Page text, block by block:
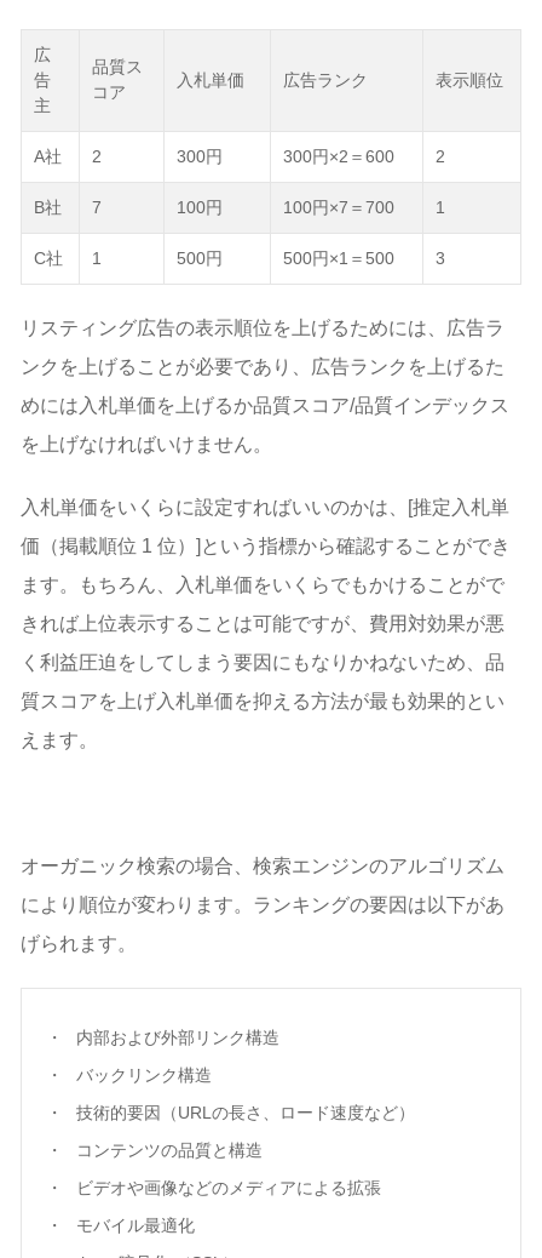
広
告
主
品質ス
コア
入札単価 広告ランク 表示順位
A社 2 300円 300円×2＝600 2
B社 7 100円 100円×7＝700 1
C社 1 500円 500円×1＝500 3
リスティング広告の表示順位を上げるためには、広告ラ
ンクを上げることが必要であり、広告ランクを上げるた
めには入札単価を上げるか品質スコア/品質インデックス
を上げなければいけません。
入札単価をいくらに設定すればいいのかは、[推定入札単
価（掲載順位 1 位）]という指標から確認することができ
ます。もちろん、入札単価をいくらでもかけることがで
きれば上位表示することは可能ですが、費用対効果が悪
く利益圧迫をしてしまう要因にもなりかねないため、品
質スコアを上げ入札単価を抑える方法が最も効果的とい
えます。
オーガニック検索の場合、検索エンジンのアルゴリズム
により順位が変わります。ランキングの要因は以下があ
げられます。
内部および外部リンク構造
バックリンク構造
技術的要因（URLの長さ、ロード速度など）
コンテンツの品質と構造
ビデオや画像などのメディアによる拡張
モバイル最適化